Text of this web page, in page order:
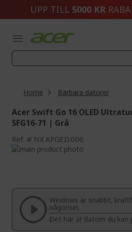
UPP TILL 5000 KR
Home Bärbara datorer
Acer Swift Go 16 OLED
SFG16-71 | Grå
Ref. NX.KFGED.006
Skip
of
images
gallery
beginning
the
images
gallery
Windows är snabbt,
någonsin.
Det här är datorn du kan